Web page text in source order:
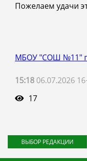
Пожелаем удачи
МБОУ "СОШ №11"
15:18 06.07.2026
17
ВЫБОР РЕДАКЦИИ